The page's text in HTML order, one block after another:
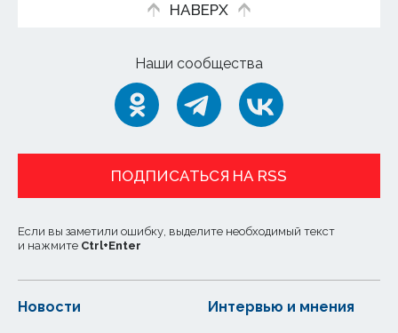
НАВЕРХ
Наши сообщества
ПОДПИСАТЬСЯ НА RSS
Если вы заметили ошибку, выделите необходимый текст
и нажмите Ctrl+Enter
Новости Интервью и мнения